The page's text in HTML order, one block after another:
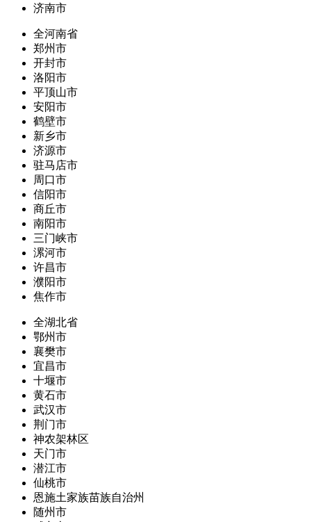
济南市
全河南省
郑州市
开封市
洛阳市
平顶山市
安阳市
鹤壁市
新乡市
济源市
驻马店市
周口市
信阳市
商丘市
南阳市
三门峡市
漯河市
许昌市
濮阳市
焦作市
全湖北省
鄂州市
襄樊市
宜昌市
十堰市
黄石市
武汉市
荆门市
神农架林区
天门市
潜江市
仙桃市
恩施土家族苗族自治州
随州市